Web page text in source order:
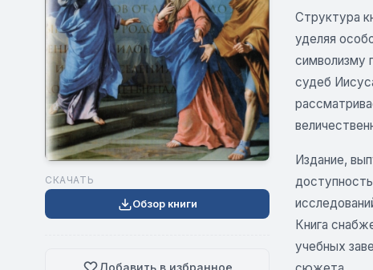
СКАЧАТЬ
Обзор книги
Добавить в избранное
Структура
уделяя
символизму
судеб
Издание,
Книга
учебных